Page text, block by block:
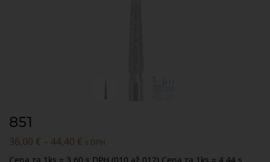
851
36,00 € – 44,40 € s DPH
Cena za 1ks = 3,60 s DPH (010 až 012) Cena za 1ks = 4,44 s